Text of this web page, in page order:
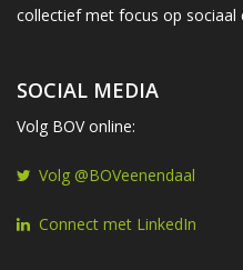
collectief met focus op sociaal
SOCIAL MEDIA
Volg BOV online:
Volg @BOVeenendaal
Connect met LinkedIn